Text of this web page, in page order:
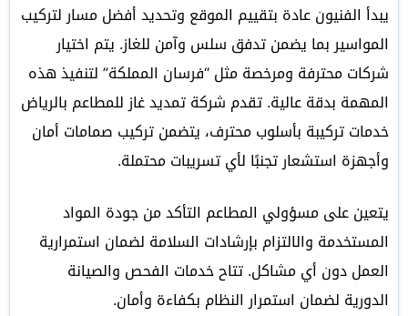
يبدأ الفنيون عادة بتقييم الموقع وتحديد أفضل مسار لتركيب
المواسير بما يضمن تدفق سلس وآمن للغاز. يتم اختيار
شركات محترفة ومرخصة مثل “فرسان المملكة” لتنفيذ هذه
المهمة بدقة عالية. تقدم شركة تمديد غاز للمطاعم بالرياض
خدمات تركيبة بأسلوب محترف، يتضمن تركيب صمامات أمان
وأجهزة استشعار تجنبًا لأي تسريبات محتملة.
يتعين على مسؤولي المطاعم التأكد من جودة المواد
المستخدمة والالتزام بإرشادات السلامة لضمان استمرارية
العمل دون أي مشاكل. تتاح خدمات الفحص والصيانة
الدورية لضمان استمرار النظام بكفاءة وأمان.